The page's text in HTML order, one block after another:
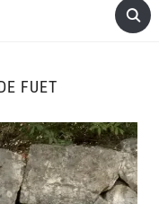
FUET